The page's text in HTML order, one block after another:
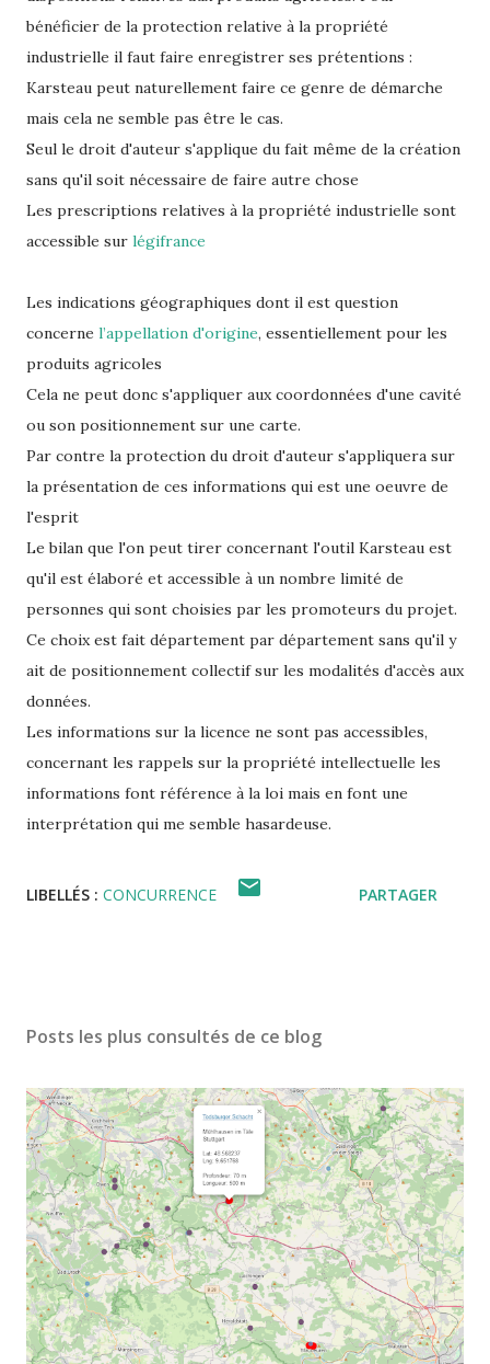
bénéficier de la protection relative à la propriété
industrielle il faut faire enregistrer ses prétentions :
Karsteau peut naturellement faire ce genre de démarche
mais cela ne semble pas être le cas.
Seul le droit d'auteur s'applique du fait même de la création
sans qu'il soit nécessaire de faire autre chose
Les prescriptions relatives à la propriété industrielle sont
accessible sur légifrance
Les indications géographiques dont il est question
concerne l’appellation d'origine, essentiellement pour les
produits agricoles
Cela ne peut donc s'appliquer aux coordonnées d'une cavité
ou son positionnement sur une carte.
Par contre la protection du droit d'auteur s'appliquera sur
la présentation de ces informations qui est une oeuvre de
l'esprit
Le bilan que l'on peut tirer concernant l'outil Karsteau est
qu'il est élaboré et accessible à un nombre limité de
personnes qui sont choisies par les promoteurs du projet.
Ce choix est fait département par département sans qu'il y
ait de positionnement collectif sur les modalités d'accès aux
données.
Les informations sur la licence ne sont pas accessibles,
concernant les rappels sur la propriété intellectuelle les
informations font référence à la loi mais en font une
interprétation qui me semble hasardeuse.
LIBELLÉS : CONCURRENCE PARTAGER
Posts les plus consultés de ce blog